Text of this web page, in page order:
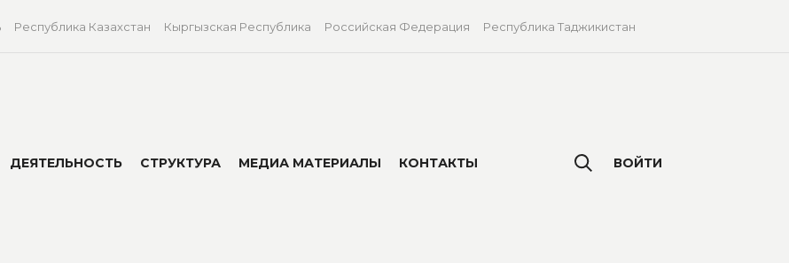
Республика Казахстан Кыргызская Республика Российская Федерация Республика Таджикистан
ДЕЯТЕЛЬНОСТЬ СТРУКТУРА МЕДИА МАТЕРИАЛЫ КОНТАКТЫ ВОЙТИ